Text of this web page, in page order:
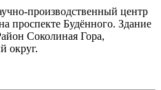
производственный центр
проспекте Будённого. Здание
Соколиная Гора,
округ.